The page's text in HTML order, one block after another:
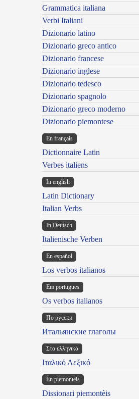
Grammatica italiana
Verbi Italiani
Dizionario latino
Dizionario greco antico
Dizionario francese
Dizionario inglese
Dizionario tedesco
Dizionario spagnolo
Dizionario greco moderno
Dizionario piemontese
En français
Dictionnaire Latin
Verbes italiens
In english
Latin Dictionary
Italian Verbs
In Deutsch
Italienische Verben
En español
Los verbos italianos
Em portugues
Os verbos italianos
По русски
Итальянские глаголы
Στα ελληνικά
Ιταλικό Λεξικό
Ën piemontèis
Dissionari piemontèis